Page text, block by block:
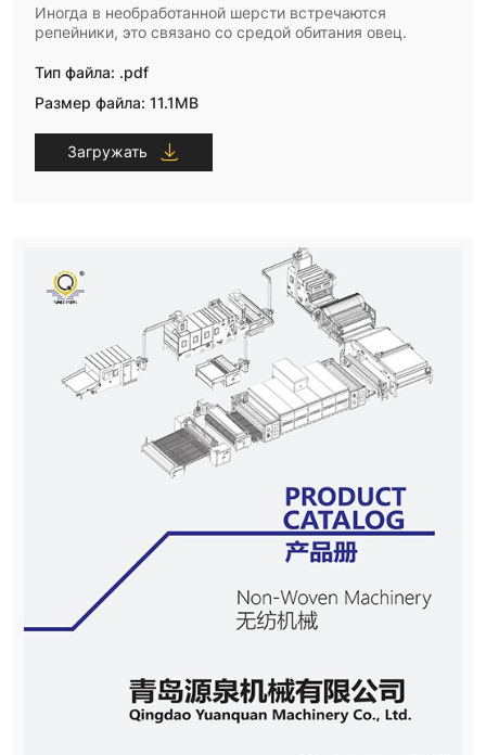
Иногда в необработанной шерсти встречаются
репейники, это связано со средой обитания овец.
Тип файла: .pdf
Размер файла: 11.1MB
Загружать